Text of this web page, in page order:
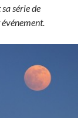
série de